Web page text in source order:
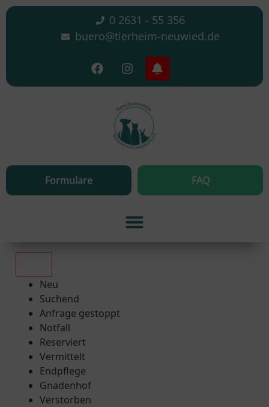
0 2631 - 55 356
buero@tierheim-neuwied.de
Formulare FAQ
Neu
Suchend
Anfrage gestoppt
Notfall
Reserviert
Vermittelt
Endpflege
Gnadenhof
Verstorben